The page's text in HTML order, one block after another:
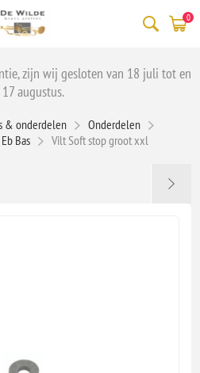
0
zijn wij gesloten van 18 juli tot en
augustus.
& onderdelen
Onderdelen
Eb Bas Vilt Soft stop groot xxl